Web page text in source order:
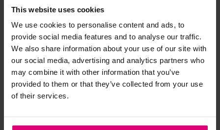
This website uses cookies
We use cookies to personalise content and ads, to
provide social media features and to analyse our traffic.
We also share information about your use of our site with
our social media, advertising and analytics partners who
may combine it with other information that you’ve
provided to them or that they’ve collected from your use
of their services.
Strijkijzer/droogtrommel:
Kledingstukken met elastine zijn niet bestand tegen de hitte
van het strijkijzer en/of de droogtrommel. Ook in veel
spijkerbroeken is elastine (stretch) verwerkt en mogen dus
niet gestreken worden en/of in de droogtrommel.
Twijfels? Wij staan klaar voor advies op maat.